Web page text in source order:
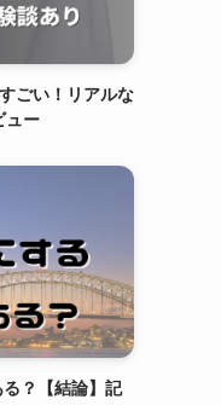
ごい！リアルな
ュー
？【結論】記